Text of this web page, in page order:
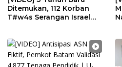
Ditemukan, 112 Korban
T#w4s Serangan Israel